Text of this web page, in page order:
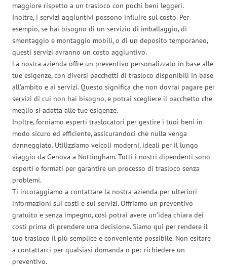
maggiore rispetto a un trasloco con pochi beni leggeri.
Inoltre, i servizi aggiuntivi possono influire sul costo. Per
esempio, se hai bisogno di un servizio di imballaggio, di
smontaggio e montaggio mobili, o di un deposito temporaneo,
questi servizi avranno un costo aggiuntivo.
La nostra azienda offre un preventivo personalizzato in base alle
tue esigenze, con diversi pacchetti di trasloco disponibili in base
all’ambito e ai servizi. Questo significa che non dovrai pagare per
servizi di cui non hai bisogno, e potrai scegliere il pacchetto che
meglio si adatta alle tue esigenze.
Inoltre, forniamo esperti traslocatori per gestire i tuoi beni in
modo sicuro ed efficiente, assicurandoci che nulla venga
danneggiato. Utilizziamo veicoli moderni, ideali per il lungo
viaggio da Genova a Nottingham. Tutti i nostri dipendenti sono
esperti e formati per garantire un processo di trasloco senza
problemi.
Ti incoraggiamo a contattare la nostra azienda per ulteriori
informazioni sui costi e sui servizi. Offriamo un preventivo
gratuito e senza impegno, così potrai avere un’idea chiara dei
costi prima di prendere una decisione. Siamo qui per rendere il
tuo trasloco il più semplice e conveniente possibile. Non esitare
a contattarci per qualsiasi domanda o per richiedere un
preventivo.